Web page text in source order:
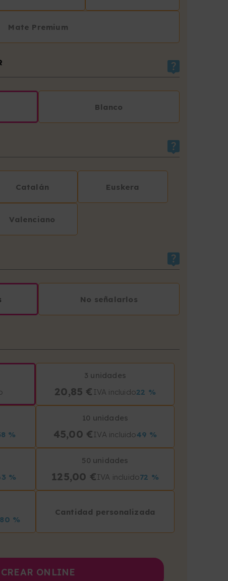
Mate Premium
Blanco
Catalán Euskera
Valenciano
No señalarlos
3 unidades
20,85 € IVA incluido22 %
%
10 unidades
45,00 €IVA incluido49 %
%
50 unidades
125,00 €IVA incluido72 %
80 %
Cantidad personalizada
CREAR ONLINE